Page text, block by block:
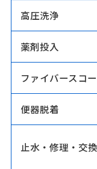
高圧洗浄
薬剤投入
ファイバースコ
便器脱着
止水・修理・交換